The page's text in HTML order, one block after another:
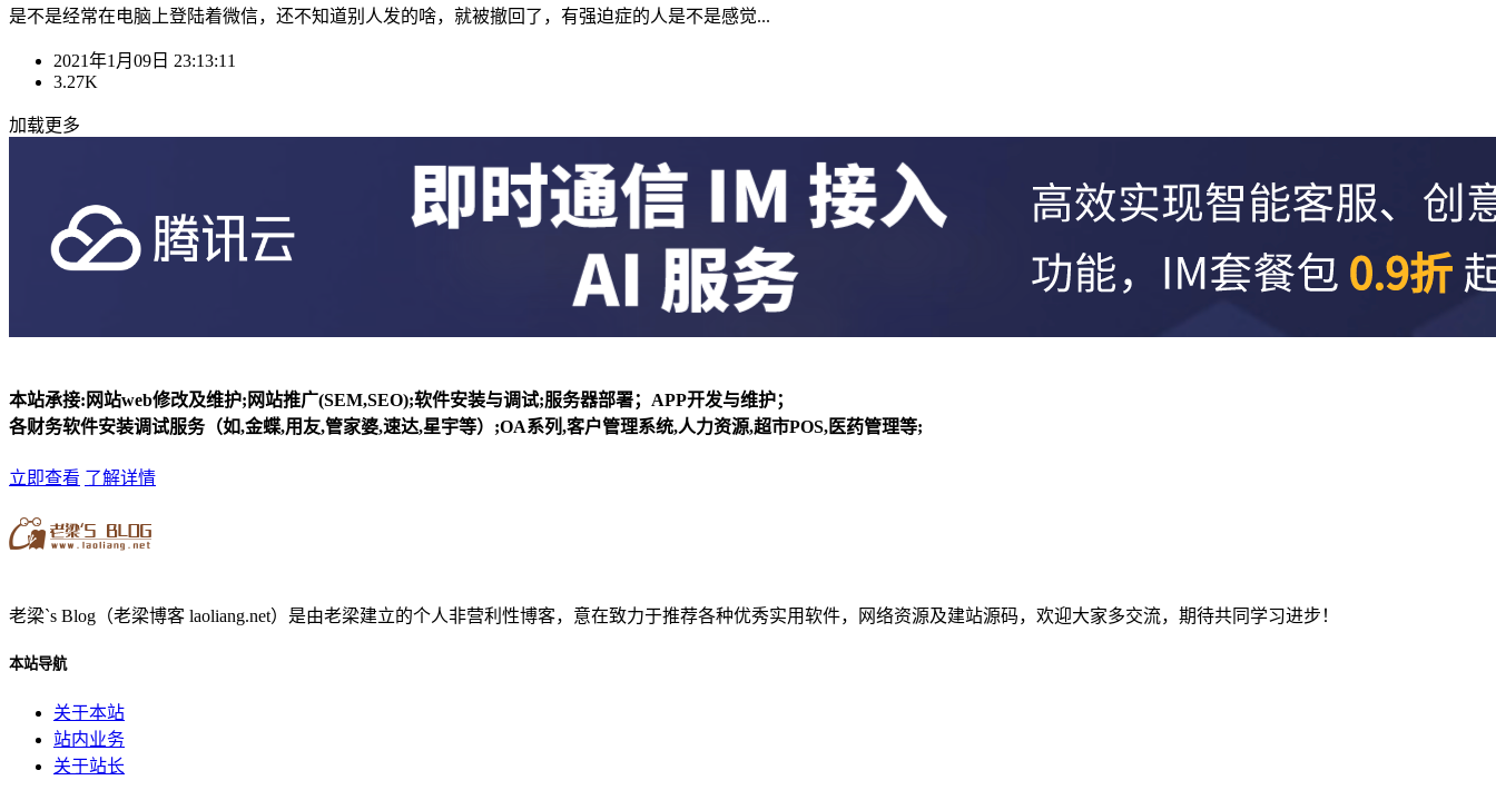
是不是经常在电脑上登陆着微信，还不知道别人发的啥，就被撤回了，有强迫症的人是不是感觉...
2021年1月09日 23:13:11
3.27K
加载更多
本站承接:网站web修改及维护;网站推广(SEM,SEO);软件安装与调试;服务器部署；APP开发与维护；
各财务软件安装调试服务（如,金蝶,用友,管家婆,速达,星宇等）;OA系列,客户管理系统,人力资源,超市POS,医药管理等;
立即查看 了解详情
老梁`s Blog（老梁博客 laoliang.net）是由老梁建立的个人非营利性博客，意在致力于推荐各种优秀实用软件，网络资源及建站源码，欢迎大家多交流，期待共同学习进步！
本站导航
关于本站
站内业务
关于站长